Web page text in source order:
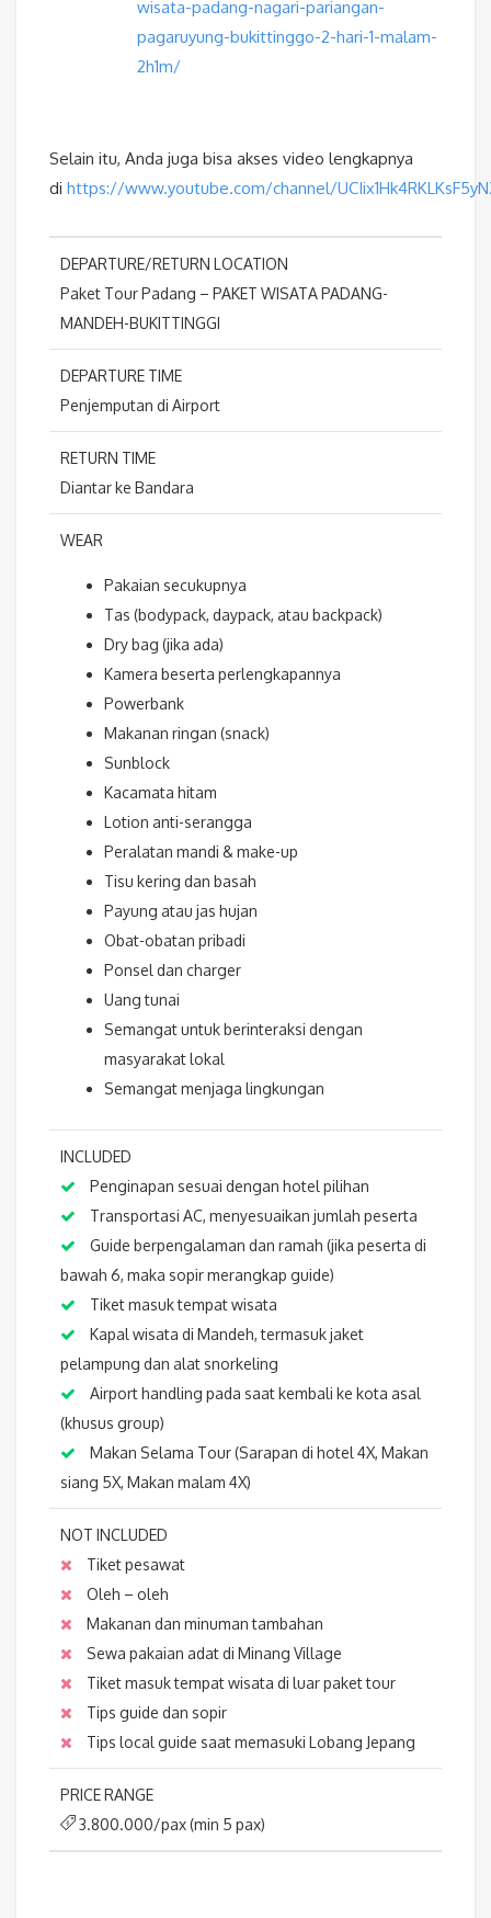
wisata-padang-nagari-pariangan-
pagaruyung-bukittinggo-2-hari-1-malam-
2h1m/
Selain itu, Anda juga bisa akses video lengkapnya
di https://www.youtube.com/channel/
DEPARTURE/RETURN LOCATION
Paket Tour Padang – PAKET WISATA PADANG-
MANDEH-BUKITTINGGI
DEPARTURE TIME
Penjemputan di Airport
RETURN TIME
Diantar ke Bandara
WEAR
Pakaian secukupnya
Tas (bodypack, daypack, atau backpack)
Dry bag (jika ada)
Kamera beserta perlengkapannya
Powerbank
Makanan ringan (snack)
Sunblock
Kacamata hitam
Lotion anti-serangga
Peralatan mandi & make-up
Tisu kering dan basah
Payung atau jas hujan
Obat-obatan pribadi
Ponsel dan charger
Uang tunai
Semangat untuk berinteraksi dengan
masyarakat lokal
Semangat menjaga lingkungan
INCLUDED
Penginapan sesuai dengan hotel pilihan
Transportasi AC, menyesuaikan jumlah peserta
Guide berpengalaman dan ramah (jika peserta di
bawah 6, maka sopir merangkap guide)
Tiket masuk tempat wisata
Kapal wisata di Mandeh, termasuk jaket
pelampung dan alat snorkeling
Airport handling pada saat kembali ke kota asal
(khusus group)
Makan Selama Tour (Sarapan di hotel 4X, Makan
siang 5X, Makan malam 4X)
NOT INCLUDED
Tiket pesawat
Oleh – oleh
Makanan dan minuman tambahan
Sewa pakaian adat di Minang Village
Tiket masuk tempat wisata di luar paket tour
Tips guide dan sopir
Tips local guide saat memasuki Lobang Jepang
PRICE RANGE
3.800.000/pax (min 5 pax)